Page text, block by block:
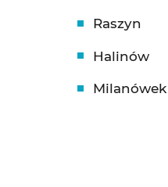
Raszyn
Halinów
Milanówek